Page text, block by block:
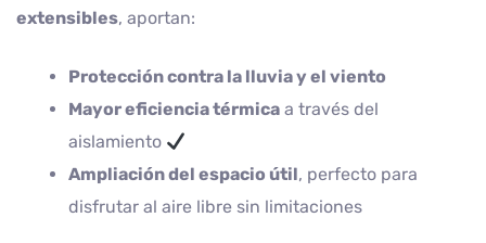
extensibles, aportan:
Protección contra la lluvia y el viento
Mayor eficiencia térmica a través del
aislamiento
Ampliación del espacio útil, perfecto para
disfrutar al aire libre sin limitaciones